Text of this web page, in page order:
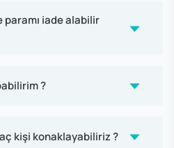
iade alabilir
?
kişi konaklayabiliriz ?